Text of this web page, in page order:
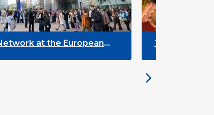
The Future of ENLYC: Insights from